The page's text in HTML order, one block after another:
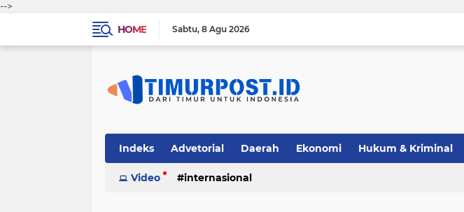
-->
HOME
Sabtu 8 Agu 2026
Indeks Advetorial Daerah Ekonomi Hukum & Kriminal
Video internasional